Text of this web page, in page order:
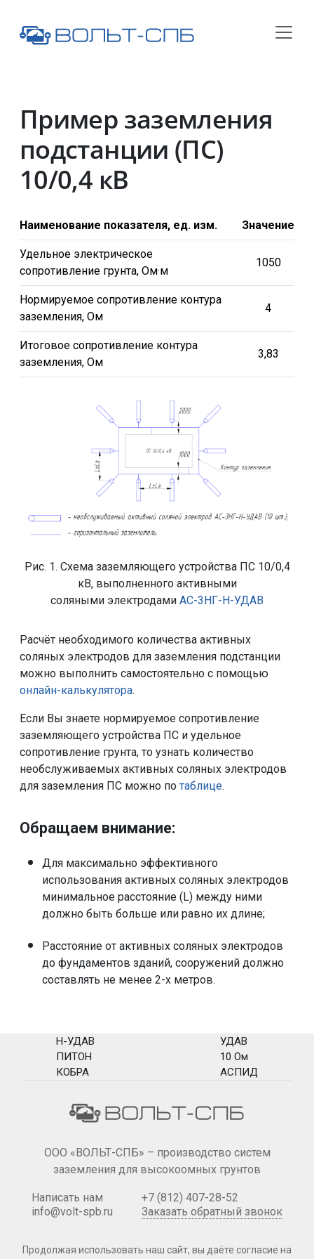
Пример заземления
подстанции (ПС)
10/0,4 кВ
Наименование показателя, ед. изм. Значение
Удельное электрическое
сопротивление грунта, Ом·м
1050
Нормируемое сопротивление контура
заземления, Ом
4
Итоговое сопротивление контура
заземления, Ом
3,83
Рис. 1. Схема заземляющего устройства ПС 10/0,4
кВ, выполненного активными
соляными электродами АС-3НГ-Н-УДАВ
Расчёт необходимого количества активных
соляных электродов для заземления подстанции
можно выполнить самостоятельно с помощью
онлайн-калькулятора.
Если Вы знаете нормируемое сопротивление
заземляющего устройства ПС и удельное
сопротивление грунта, то узнать количество
необслуживаемых активных соляных электродов
для заземления ПС можно по таблице.
Обращаем внимание:
Для максимально эффективного
использования активных соляных электродов
минимальное расстояние (L) между ними
должно быть больше или равно их длине;
Расстояние от активных соляных электродов
до фундаментов зданий, сооружений должно
составлять не менее 2-х метров.
Н-УДАВ
ПИТОН
КОБРА
УДАВ
10 Ом
АСПИД
ООО «ВОЛЬТ-СПБ» – производство систем
заземления для высокоомных грунтов
Написать нам
info@volt-spb.ru
+7 (812) 407-28-52
Заказать обратный звонок
Продолжая использовать наш сайт, вы даёте согласие на